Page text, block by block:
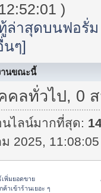
)
ล่าสุดบนฟอรั่ม
นๆ]
านขณะนี้
คลทั่วไป, 0
ไลน์มากที่สุด:
2025,
พิ่มยอดขาย
ค้าเข้าร้านเยอะ ๆ